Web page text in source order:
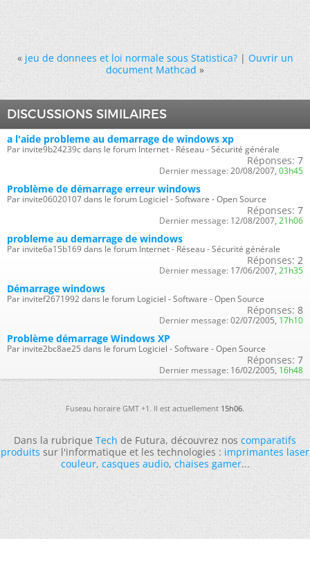
« jeu de donnees et loi normale sous Statistica?|Ouvrir un
document Mathcad »
DISCUSSIONS SIMILAIRES
a l'aide probleme au demarrage de windows xp
Par invite9b24239c dans le forum Internet - Réseau - Sécurité générale
Réponses: 7
Dernier message: 20/08/2007, 03h45
Problème de démarrage erreur windows
Par invite06020107 dans le forum Logiciel - Software - Open Source
Réponses: 7
Dernier message: 12/08/2007, 21h06
probleme au demarrage de windows
Par invite6a15b169 dans le forum Internet - Réseau - Sécurité générale
Réponses: 2
Dernier message: 17/06/2007, 21h35
Démarrage windows
Par invitef2671992 dans le forum Logiciel - Software - Open Source
Réponses: 8
Dernier message: 02/07/2005, 17h10
Problème démarrage Windows XP
Par invite2bc8ae25 dans le forum Logiciel - Software - Open Source
Réponses: 7
Dernier message: 16/02/2005, 16h48
Fuseau horaire GMT +1. Il est actuellement15h06.
Dans la rubriqueTechde Futura, découvrez noscomparatifs
produitssur l'informatique et les technologies :imprimantes laser
couleur,casques audio,chaises gamer...